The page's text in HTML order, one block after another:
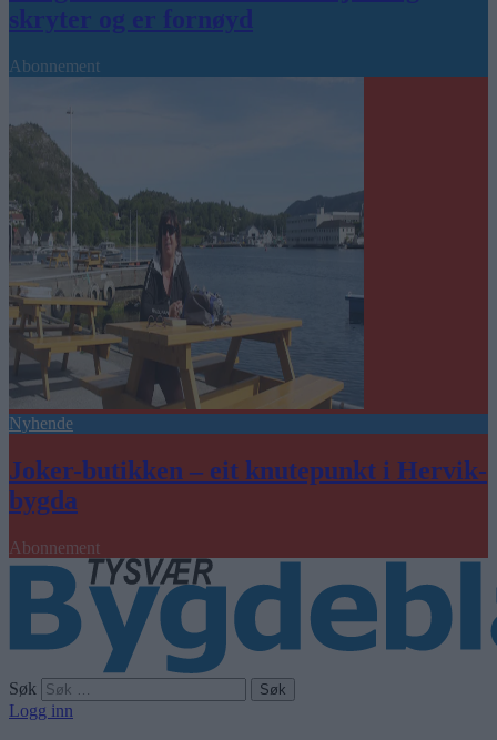
skryter og er fornøyd
Abonnement
Nyhende
Joker-butikken – eit knutepunkt i Hervik-
bygda
Abonnement
Søk
Logg inn